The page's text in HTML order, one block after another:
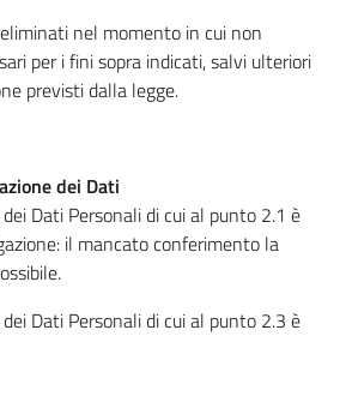
nel momento in cui non
per i fini sopra indicati, salvi ulteriori
previsti dalla legge.
dei Dati
Dati Personali di cui al punto 2.1 è
il mancato conferimento la
Dati Personali di cui al punto 2.3 è